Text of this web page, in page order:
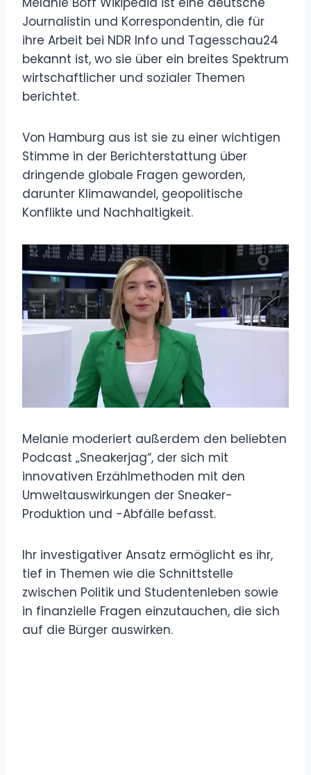
Journalistin und Korrespondentin, die für
ihre Arbeit bei NDR Info und Tagesschau24
bekannt ist, wo sie über ein breites Spektrum
wirtschaftlicher und sozialer Themen
berichtet.
Von Hamburg aus ist sie zu einer wichtigen
Stimme in der Berichterstattung über
dringende globale Fragen geworden,
darunter Klimawandel, geopolitische
Konflikte und Nachhaltigkeit.
Melanie moderiert außerdem den beliebten
Podcast „Sneakerjag“, der sich mit
innovativen Erzählmethoden mit den
Umweltauswirkungen der Sneaker-
Produktion und -Abfälle befasst.
Ihr investigativer Ansatz ermöglicht es ihr,
tief in Themen wie die Schnittstelle
zwischen Politik und Studentenleben sowie
in finanzielle Fragen einzutauchen, die sich
auf die Bürger auswirken.